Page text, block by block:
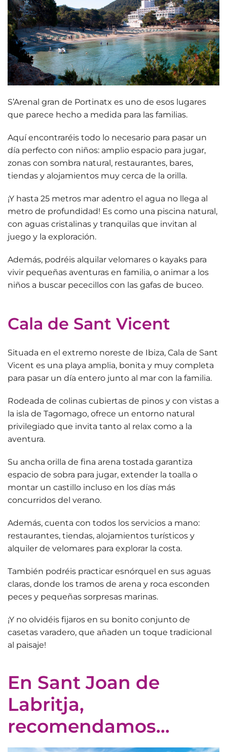
S’Arenal gran de Portinatx es uno de esos lugares
que parece hecho a medida para las familias.
Aquí encontraréis todo lo necesario para pasar un
día perfecto con niños: amplio espacio para jugar,
zonas con sombra natural, restaurantes, bares,
tiendas y alojamientos muy cerca de la orilla.
¡Y hasta 25 metros mar adentro el agua no llega al
metro de profundidad! Es como una piscina natural ,
con aguas cristalinas y tranquilas que invitan al
juego y la exploración.
Además, podréis alquilar velomares o kayaks para
vivir pequeñas aventuras en familia, o animar a los
niños a buscar pececillos con las gafas de buceo.
Cala de Sant Vicent
Situada en el extremo noreste de Ibiza, Cala de Sant
Vicent es una playa amplia, bonita y muy completa
para pasar un día entero junto al mar con la familia.
Rodeada de colinas cubiertas de pinos y con vistas a
la isla de Tagomago, ofrece un entorno natural
privilegiado que invita tanto al relax como a la
aventura.
Su ancha orilla de fina arena tostada garantiza
espacio de sobra para jugar, extender la toalla o
montar un castillo incluso en los días más
concurridos del verano.
Además, cuenta con todos los servicios a mano:
restaurantes, tiendas, alojamientos turísticos y
alquiler de velomares para explorar la costa.
También podréis practicar esnórque en sus aguas
claras, donde los tramos de arena y roca esconden
peces y pequeñas sorpresas marinas.
¡Y no olvidéis fijaros en su bonito conjunto de
casetas varadero, que añaden un toque tradicional
al paisaje!
En Sant Joan de
Labritja,
recomendamos...